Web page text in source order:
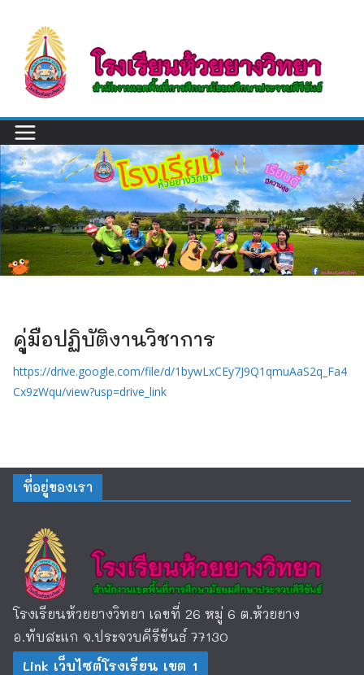
content
คู่มือปฏิบัติงานวิชาการ
https://drive.google.com/file/d/1bywLxCEy7J9Q1qmuAaS2q_Fa4
Cx9zWqu/view?usp=drive_link
ที่อยู่ของเรา
โรงเรียนห้วยยางวิทยา เลขที่ 26 หมู่ 6 ต.ห้วยยาง
อ.ทับสะแก จ.ประจวบคีรีขันธ์ 77130
Link เว็บไซต์โรงเรียน เขต 1